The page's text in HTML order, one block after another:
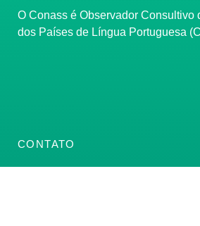
O Conass é Observador Consultivo da Comunidade
dos Países de Língua Portuguesa
CONTATO